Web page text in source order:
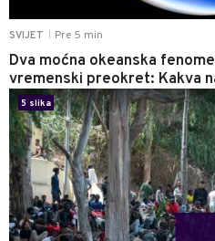
SVIJET Pre 5 min
Dva moćna okeanska
vremenski preokret: Kakva
5 slika